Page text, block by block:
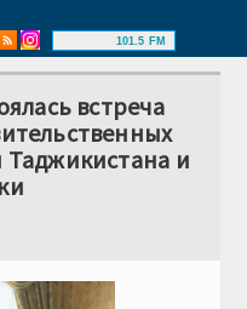
101.5 FM
встреча
Таджикистана и